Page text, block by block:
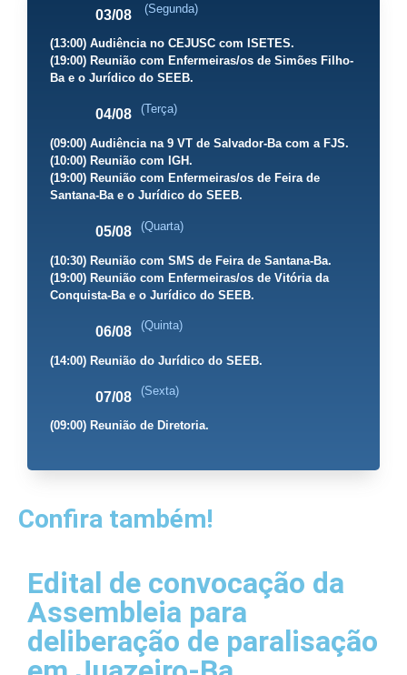
03/08 (Segunda)
(13:00) Audiência no CEJUSC com ISETES.
(19:00) Reunião com Enfermeiras/os de Simões Filho-
Ba e o Jurídico do SEEB.
04/08 (Terça)
(09:00) Audiência na 9 VT de Salvador-Ba com a FJS.
(10:00) Reunião com IGH.
(19:00) Reunião com Enfermeiras/os de Feira de
Santana-Ba e o Jurídico do SEEB.
05/08 (Quarta)
(10:30) Reunião com SMS de Feira de Santana-Ba.
(19:00) Reunião com Enfermeiras/os de Vitória da
Conquista-Ba e o Jurídico do SEEB.
06/08 (Quinta)
(14:00) Reunião do Jurídico do SEEB.
07/08 (Sexta)
(09:00) Reunião de Diretoria.
Confira também!
Edital de convocação da
Assembleia para
deliberação de paralisação